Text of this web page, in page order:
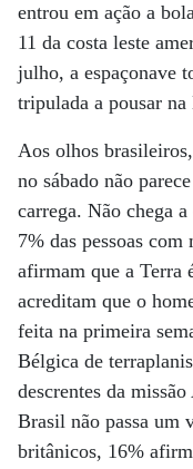
entrou em ação a
11 da costa leste
julho, a espaçonave
tripulada a pousar
Aos olhos
no sábado não
carrega. Não chega
7% das pessoas
afirmam que a Terra
acreditam que o
feita na primeira
Bélgica de
descrentes da
Brasil não passa um
britânicos, 16%